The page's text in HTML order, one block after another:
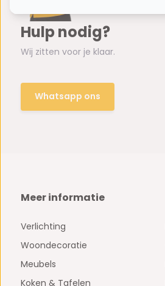
Hulp nodig?
Wij zitten voor je klaar.
Whatsapp ons
Meer informatie
Verlichting
Woondecoratie
Meubels
Koken & Tafelen